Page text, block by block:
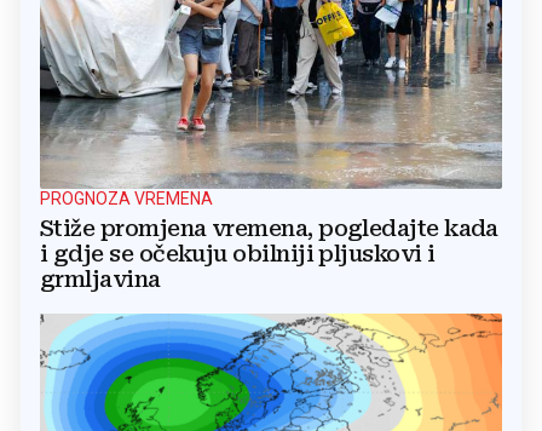
PROGNOZA VREMENA
Stiže promjena vremena, pogledajte kada
i gdje se očekuju obilniji pljuskovi i
grmljavina